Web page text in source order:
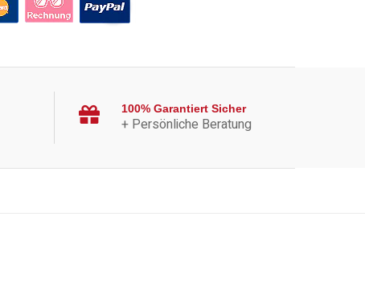
100% Garantiert Sicher
+ Persönliche Beratung